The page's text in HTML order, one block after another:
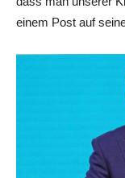
einem Post auf